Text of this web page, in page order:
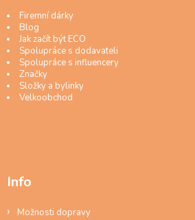
Firemní dárky
Blog
Jak začít být ECO
Spolupráce s dodavateli
Spolupráce s influencery
Značky
Složky a bylinky
Velkoobchod
Info
Možnosti dopravy